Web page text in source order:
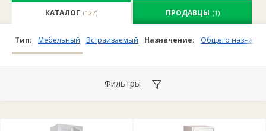
КАТАЛОГ (127) ПРОДАВЦЫ (1)
Тип: Мебельный Встраиваемый Назначение: Общего
Фильтры